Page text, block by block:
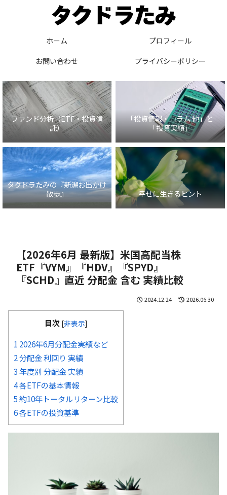
ホーム
プロフィール
お問い合わせ
プライバシーポリシー
ファンド分析（ETF・投資信
託）
「投資情報・コラム 他」と
「投資実績」
タクドラたみの『新潟お出かけ
散歩』
幸せに生きるヒント
【2026年6月 最新版】米国高配当株
ETF『VYM』『HDV』『SPYD』
『SCHD』直近 分配金 含む 実績比較
2024.12.24 2026.06.30
目次 [非表示]
1 2026年6月分配金実績など
2 分配金 利回り 実績
3 年度別 分配金 実績
4 各ETFの基本情報
5 約10年トータルリターン比較
6 各ETFの投資基準